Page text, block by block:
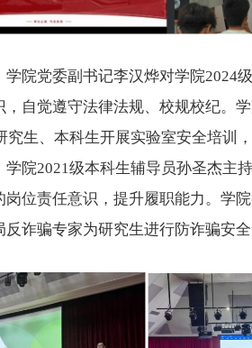
学院党委副书记李汉烨对学院2024
自觉遵守法律法规、校规校纪。
究生、本科生开展实验室安全培训
院2021级本科生辅导员孙圣杰主
位责任意识，提升履职能力。学
诈骗专家为研究生进行防诈骗安全